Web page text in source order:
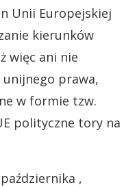
Unii Europejskiej
kierunków
więc ani nie
prawa,
w formie tzw.
polityczne tory na
,